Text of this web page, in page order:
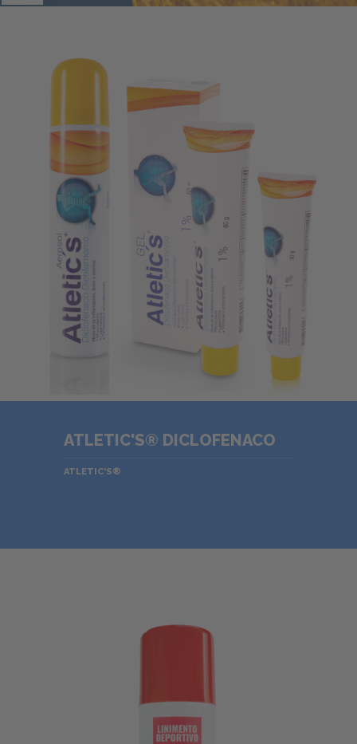
ATLETIC'S® DICLOFENACO
ATLETIC'S®